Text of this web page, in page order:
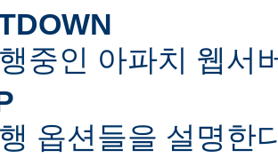
중인 아파치 웹서
옵션들을 설명한